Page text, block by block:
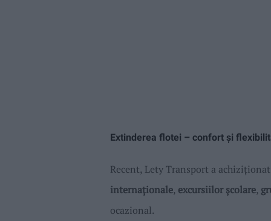
Extinderea flotei – confort și
Recent, Lety Transport a
internaționale, excursiilor școlare,
ocazional.